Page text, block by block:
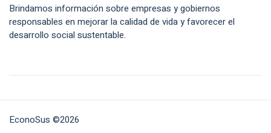
Brindamos información sobre empresas y gobiernos
responsables en mejorar la calidad de vida y favorecer el
desarrollo social sustentable.
EconoSus ©2026